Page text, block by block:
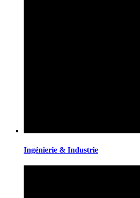
Ingénierie & Industrie